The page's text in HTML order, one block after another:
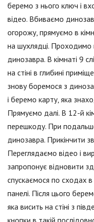
беремо з нього ключ і
відео. Вбиваємо
огорожу, прямуємо в
на шухлядці. Проходимо
динозавра. В кімнаті 9
на стіні в глибині
знову боремося з
і беремо карту, яка
Прямуємо далі. В 12-й
перешкоду. При
динозавра. Прикінчити
Переглядаємо відео і
запропонує відновити
спускаємося по сходах
панелі. Після цього
яка висить на стіні з